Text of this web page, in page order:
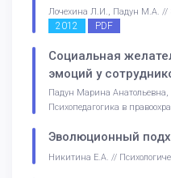
Лочехина Л.И., Падун М.А. //
2012 PDF
Социальная
эмоций у
Падун Марина Анатольевна,
Психопедагогика в
Эволюционный
Никитина Е.А. //